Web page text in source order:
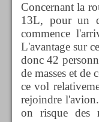
Concernant la
13L, pour un
commence
L'avantage sur
donc 42
de masses et de
ce vol
rejoindre
on risque des